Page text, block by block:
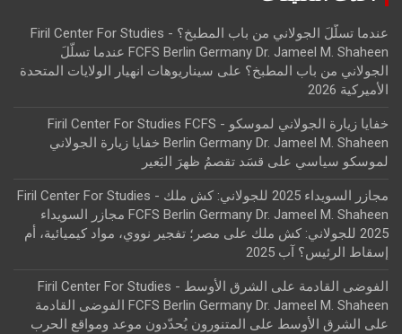
عندما تسلّلَ الجولاني من باب المطبخ؟ - Firil Center For Studies
FCFS Berlin Germany Dr. Jameel M. Shaheen عندما تسلّلَ
الجولاني من باب المطبخ؟ على سيناريوهات انهيار الولايات المتحدة
الأميركية 2026
خفايا زيارة الجولاني لموسكو - Firil Center For Studies FCFS
Berlin Germany Dr. Jameel M. Shaheen خفايا زيارة الجولاني
لموسكو سياسي على قسَد تقصمُ ظهرَ البَعير
مجازر السويداء 2025 للجولاني: كش ملك - Firil Center For Studies
FCFS Berlin Germany Dr. Jameel M. Shaheen مجازر السويداء
2025 للجولاني: كش ملك
على مصر؛ تفجير نووي، مواد كيميائية، أم
إسقاط الرئيس؟ آب 2025
الفوضى القادمة على الشرق الأوسط - Firil Center For Studies
FCFS Berlin Germany Dr. Jameel M. Shaheen الفوضى القادمة
على الشرق الأوسط على
المتنورون يُحدّدون موعد ومواقع الحرب